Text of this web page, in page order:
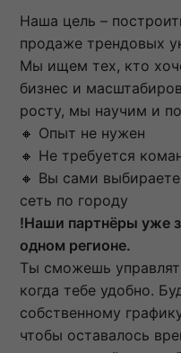
Наша цель –
продаже трендовых
Мы ищем тех, кто
бизнес и
росту, мы научим и
🔸 Опыт не нужен
🔸 Не требуется
🔸 Вы сами
сеть по городу
!Наши партнёры уже
одном регионе.
Ты сможешь
когда тебе удобно.
собственному
чтобы оставалось